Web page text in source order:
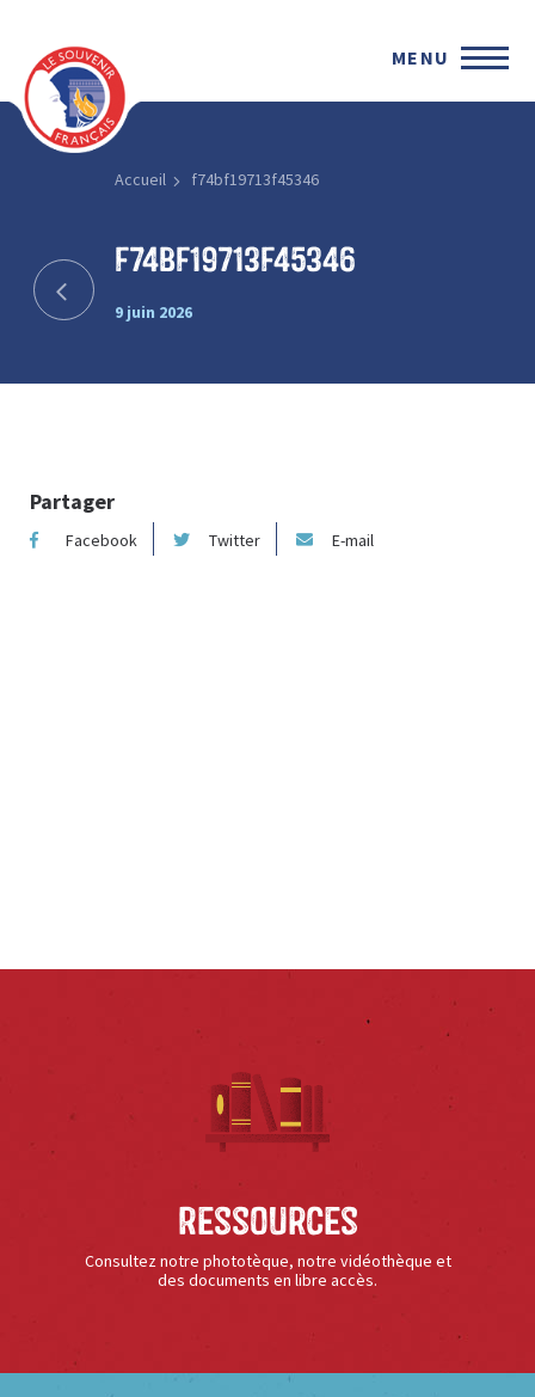
MENU
Accueil f74bf19713f45346
f74bf19713f45346
9 juin 2026
Partager
Facebook Twitter E-mail
Ressources
Consultez notre phototèque, notre vidéothèque et
des documents en libre accès.